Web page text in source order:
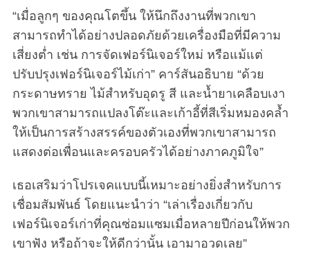
“เมื่อลูกๆ ของคุณโตขึ้น ให้นึกถึงงานที่พวกเขา
สามารถทำได้อย่างปลอดภัยด้วยเครื่องมือที่มีความ
เสี่ยงต่ำ เช่น การจัดเฟอร์นิเจอร์ใหม่ หรือแม้แต่
ปรับปรุงเฟอร์นิเจอร์ไม้เก่า” คาร์สันอธิบาย “ด้วย
กระดาษทราย ไม้สำหรับอุดรู สี และน้ำยาเคลือบเงา
พวกเขาสามารถแปลงโต๊ะและเก้าอี้ที่สีเริ่มหมองคล้ำ
ให้เป็นการสร้างสรรค์ของตัวเองที่พวกเขาสามารถ
แสดงต่อเพื่อนและครอบครัวได้อย่างภาคภูมิใจ”
เธอเสริมว่าโปรเจคแบบนี้เหมาะอย่างยิ่งสำหรับการ
เชื่อมสัมพันธ์ โดยแนะนำว่า “เล่าเรื่องเกี่ยวกับ
เฟอร์นิเจอร์เก่าที่คุณซ่อมแซมเมื่อหลายปีก่อนให้พวก
เขาฟัง หรือถ้าจะให้ดีกว่านั้น เอามาอวดเลย”